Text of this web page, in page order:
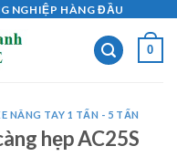
NGHIỆP HÀNG ĐẦU
0
NÂNG TAY 1 TẤN - 5 TẤN
hẹp AC25S